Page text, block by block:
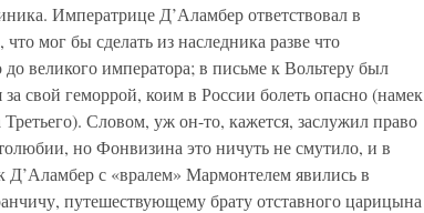
Императрице Д’Аламбер ответствовал в
мог бы сделать из наследника разве что
до великого императора; в письме к Вольтеру был
свой геморрой, коим в России болеть опасно (намек
Словом, уж он-то, кажется, заслужил право
но Фонвизина это ничуть не смутило, и в
Д’Аламбер с «вралем» Мармонтелем явились в
путешествующему брату отставного царицына